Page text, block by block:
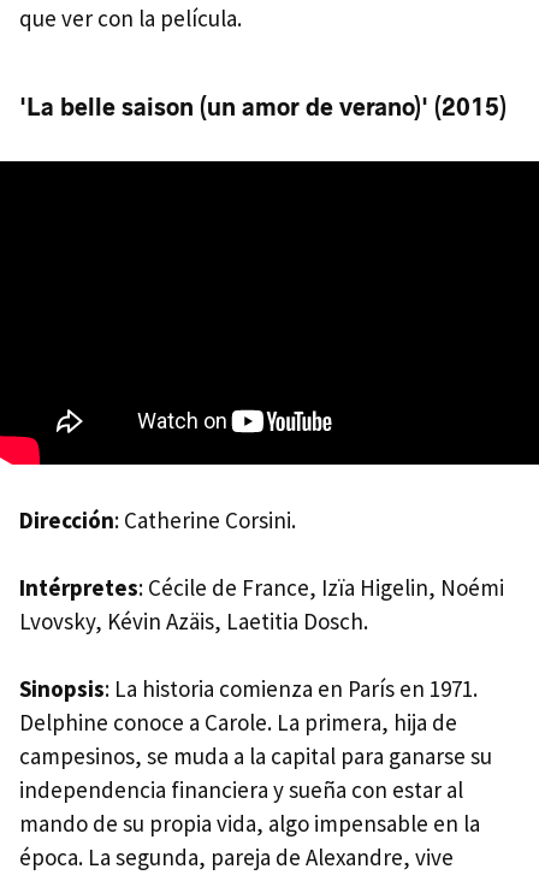
que ver con la película.
'La belle saison (un amor de verano)' (2015)
Dirección: Catherine Corsini.
Intérpretes: Cécile de France, Izïa Higelin, Noémi
Lvovsky, Kévin Azäis, Laetitia Dosch.
Sinopsis: La historia comienza en París en 1971.
Delphine conoce a Carole. La primera, hija de
campesinos, se muda a la capital para ganarse su
independencia financiera y sueña con estar al
mando de su propia vida, algo impensable en la
época. La segunda, pareja de Alexandre, vive